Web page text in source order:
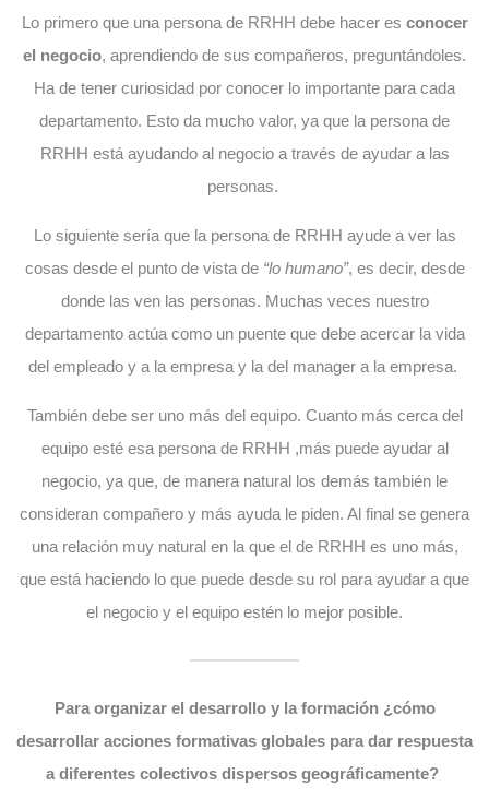
Lo primero que una persona de RRHH debe hacer es conocer
el negocio, aprendiendo de sus compañeros, preguntándoles.
Ha de tener curiosidad por conocer lo importante para cada
departamento. Esto da mucho valor, ya que la persona de
RRHH está ayudando al negocio a través de ayudar a las
personas.
Lo siguiente sería que la persona de RRHH ayude a ver las
cosas desde el punto de vista de“lo humano”, es decir, desde
donde las ven las personas. Muchas veces nuestro
departamento actúa como un puente que debe acercar la vida
del empleado y a la empresa y la del manager a la empresa.
También debe ser uno más del equipo. Cuanto más cerca del
equipo esté esa persona de RRHH ,más puede ayudar al
negocio, ya que, de manera natural los demás también le
consideran compañero y más ayuda le piden. Al final se genera
una relación muy natural en la que el de RRHH es uno más,
que está haciendo lo que puede desde su rol para ayudar a que
el negocio y el equipo estén lo mejor posible.
Para organizar el desarrollo y la formación ¿cómo
desarrollar acciones formativas globales para dar respuesta
a diferentes colectivos dispersos geográficamente?